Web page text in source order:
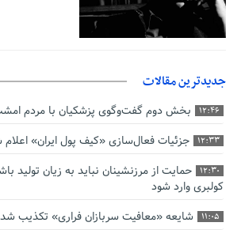
جدیدترین مقالات
12:46 بخش دوم گفت‌وگوی پزشکیان با مردم
12:33 جزئیات فعال‌سازی «کیف پول ایران»
12:30
حمایت از مرزنشینان نباید به زیان تولید
کولبری وارد شود
11:05 شایعه «معافیت سربازان فراری» تکذیب شد